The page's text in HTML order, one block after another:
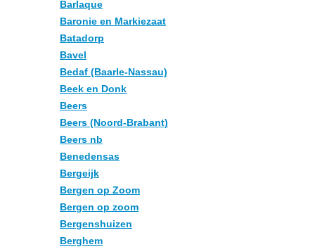
Barlaque
Baronie en Markiezaat
Batadorp
Bavel
Bedaf (Baarle-Nassau)
Beek en Donk
Beers
Beers (Noord-Brabant)
Beers nb
Benedensas
Bergeijk
Bergen op Zoom
Bergen op zoom
Bergenshuizen
Berghem